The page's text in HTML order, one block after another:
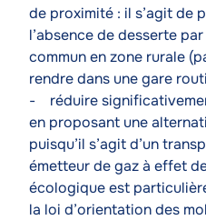
de proximité : il s’agit de
l’absence de desserte
commun en zone rurale
rendre dans une gare
- réduire
en proposant une
puisqu’il s’agit d’un
émetteur de gaz à effet
écologique est
la loi d’orientation des